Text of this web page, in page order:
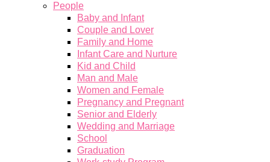
People
Baby and Infant
Couple and Lover
Family and Home
Infant Care and Nurture
Kid and Child
Man and Male
Women and Female
Pregnancy and Pregnant
Senior and Elderly
Wedding and Marriage
School
Graduation